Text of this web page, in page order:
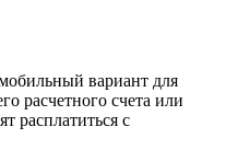
вариант для
расчетного счета или
расплатиться с